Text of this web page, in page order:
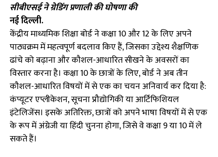
सीबीएसई ने ग्रेडिंग प्रणाली की घोषणा की
नई दिल्ली.
केंद्रीय माध्यमिक शिक्षा बोर्ड ने कक्षा 10 और 12 के लिए अपने
पाठ्यक्रम में महत्वपूर्ण बदलाव किए हैं, जिसका उद्देश्य शैक्षणिक
ढांचे को बढ़ाना और कौशल-आधारित सीखने के अवसरों का
विस्तार करना है। कक्षा 10 के छात्रों के लिए, बोर्ड ने अब तीन
कौशल-आधारित विषयों में से एक का चयन अनिवार्य कर दिया है:
कंप्यूटर एप्लीकेशन, सूचना प्रौद्योगिकी या आर्टिफिशियल
इंटेलिजेंस। इसके अतिरिक्त, छात्रों को अपने भाषा विषयों में से एक
के रूप में अंग्रेजी या हिंदी चुनना होगा, जिसे वे कक्षा 9 या 10 में ले
सकते हैं।